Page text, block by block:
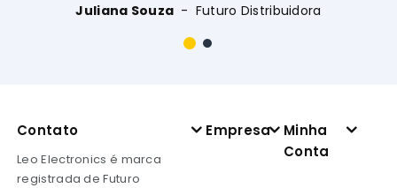
Juliana Souza
Futuro Distribuidora
Contato
Leo Electronics é marca
registrada de Futuro
Empresa
Minha
Conta